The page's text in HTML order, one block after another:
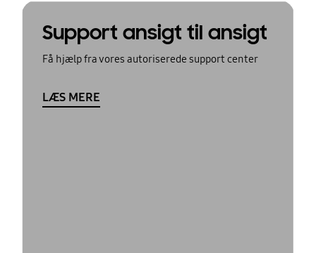
Support ansigt til ansigt
Få hjælp fra vores autoriserede support center
LÆS MERE